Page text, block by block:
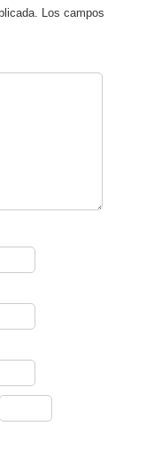
Los campos